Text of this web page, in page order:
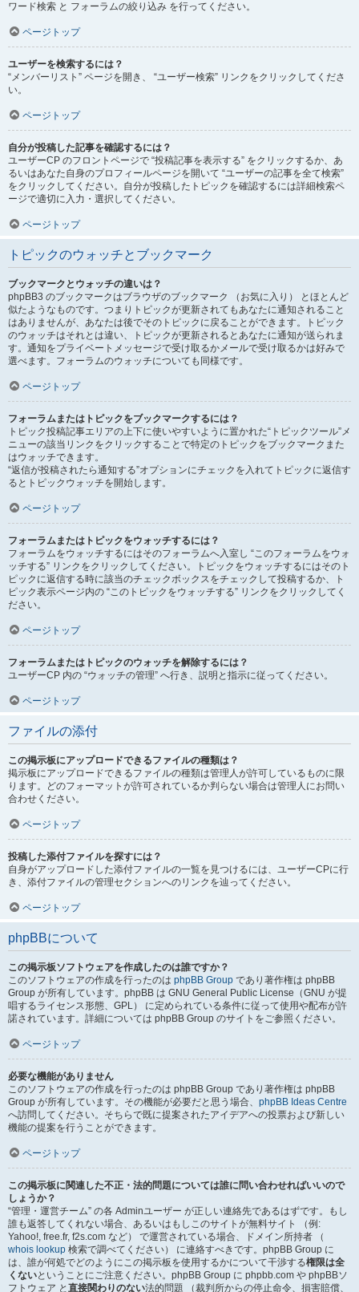
ワード検索 と フォーラムの絞り込み を行ってください。
ページトップ
ユーザーを検索するには？
“メンバーリスト” ページを開き、 “ユーザー検索” リンクをクリックしてくださ
い。
ページトップ
自分が投稿した記事を確認するには？
ユーザーCP のフロントページで “投稿記事を表示する” をクリックするか、あ
るいはあなた自身のプロフィールページを開いて “ユーザーの記事を全て検索”
をクリックしてください。自分が投稿したトピックを確認するには詳細検索ペ
ージで適切に入力・選択してください。
ページトップ
トピックのウォッチとブックマーク
ブックマークとウォッチの違いは？
phpBB3 のブックマークはブラウザのブックマーク （お気に入り） とほとんど
似たようなものです。つまりトピックが更新されてもあなたに通知されること
はありませんが、あなたは後でそのトピックに戻ることができます。トピック
のウォッチはそれとは違い、トピックが更新されるとあなたに通知が送られま
す。通知をプライベートメッセージで受け取るかメールで受け取るかは好みで
選べます。フォーラムのウォッチについても同様です。
ページトップ
フォーラムまたはトピックをブックマークするには？
トピック投稿記事エリアの上下に使いやすいように置かれた“トピックツール”メ
ニューの該当リンクをクリックすることで特定のトピックをブックマークまた
はウォッチできます。
“返信が投稿されたら通知する”オプションにチェックを入れてトピックに返信す
るとトピックウォッチを開始します。
ページトップ
フォーラムまたはトピックをウォッチするには？
フォーラムをウォッチするにはそのフォーラムへ入室し “このフォーラムをウォ
ッチする” リンクをクリックしてください。トピックをウォッチするにはそのト
ピックに返信する時に該当のチェックボックスをチェックして投稿するか、ト
ピック表示ページ内の “このトピックをウォッチする” リンクをクリックしてく
ださい。
ページトップ
フォーラムまたはトピックのウォッチを解除するには？
ユーザーCP 内の “ウォッチの管理” へ行き、説明と指示に従ってください。
ページトップ
ファイルの添付
この掲示板にアップロードできるファイルの種類は？
掲示板にアップロードできるファイルの種類は管理人が許可しているものに限
ります。どのフォーマットが許可されているか判らない場合は管理人にお問い
合わせください。
ページトップ
投稿した添付ファイルを探すには？
自身がアップロードした添付ファイルの一覧を見つけるには、ユーザーCPに行
き、添付ファイルの管理セクションへのリンクを辿ってください。
ページトップ
phpBBについて
この掲示板ソフトウェアを作成したのは誰ですか？
このソフトウェアの作成を行ったのは phpBB Group であり著作権は phpBB
Group が所有しています。phpBB は GNU General Public License（GNU が提
唱するライセンス形態、GPL） に定められている条件に従って使用や配布が許
諾されています。詳細については phpBB Group のサイトをご参照ください。
ページトップ
必要な機能がありません
このソフトウェアの作成を行ったのは phpBB Group であり著作権は phpBB
Group が所有しています。その機能が必要だと思う場合、 phpBB Ideas Centre
へ訪問してください。そちらで既に提案されたアイデアへの投票および新しい
機能の提案を行うことができます。
ページトップ
この掲示板に関連した不正・法的問題については誰に問い合わせればいいので
しょうか？
“管理・運営チーム” の各 Adminユーザー が正しい連絡先であるはずです。もし
誰も返答してくれない場合、あるいはもしこのサイトが無料サイト （例:
Yahoo!, free.fr, f2s.com など） で運営されている場合、ドメイン所持者 （
whois lookup 検索で調べてください） に連絡すべきです。phpBB Group に
は、誰が何処でどのようにこの掲示板を使用するかについて干渉する権限は全
くないということにご注意ください。phpBB Group に phpbb.com や phpBBソ
フトウェア と 直接関わりのない法的問題 （裁判所からの停止命令、損害賠償、